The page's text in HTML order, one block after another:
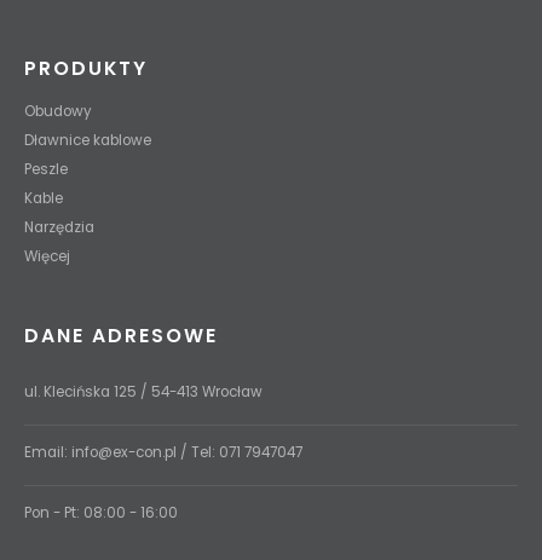
PRODUKTY
Obudowy
Dławnice kablowe
Peszle
Kable
Narzędzia
Więcej
DANE ADRESOWE
ul. Klecińska 125 / 54-413 Wrocław
Email: info@ex-con.pl / Tel: 071 7947047
Pon - Pt: 08:00 - 16:00